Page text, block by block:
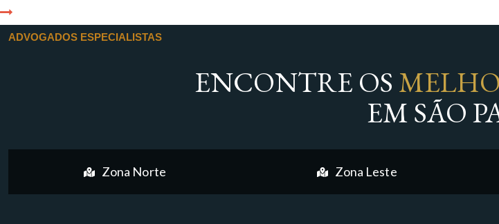
ADVOGADOS ESPECIALISTAS
ENCONTRE OS
EM SÃO
Zona Norte Zona Leste